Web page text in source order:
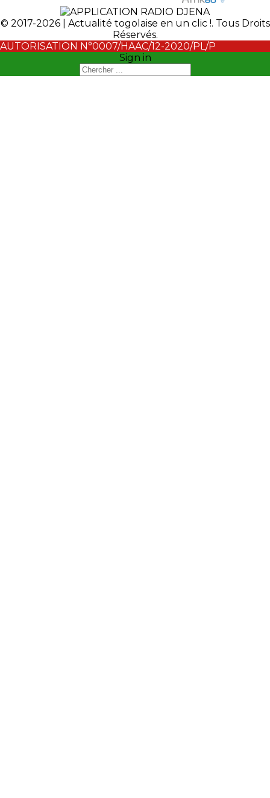
© 2017-2026 | Actualité togolaise en un clic !. Tous Droits
Réservés.
AUTORISATION N°0007/HAAC/12-2020/PL/P
Sign in